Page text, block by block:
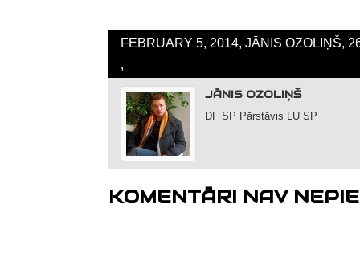
FEBRUARY 5, 2014, JĀNIS OZOLIŅŠ,
,
JĀNIS OZOLIŅŠ
DF SP Pārstāvis LU SP
KOMENTĀRI NAV